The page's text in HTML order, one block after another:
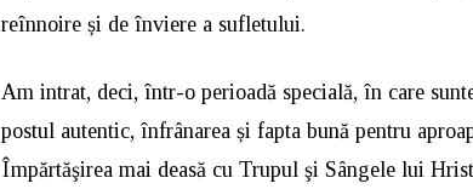
reînnoire și de înviere a sufletului.
Am intrat, deci, într-o perioadă specială, în care
postul autentic, înfrânarea și fapta bună pentru
Împărtăşirea mai deasă cu Trupul şi Sângele lui